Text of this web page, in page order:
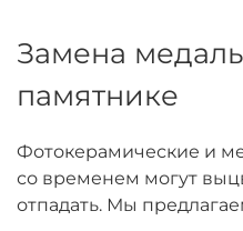
Замена
памятнике
Фотокерамические и
со временем могут
отпадать. Мы